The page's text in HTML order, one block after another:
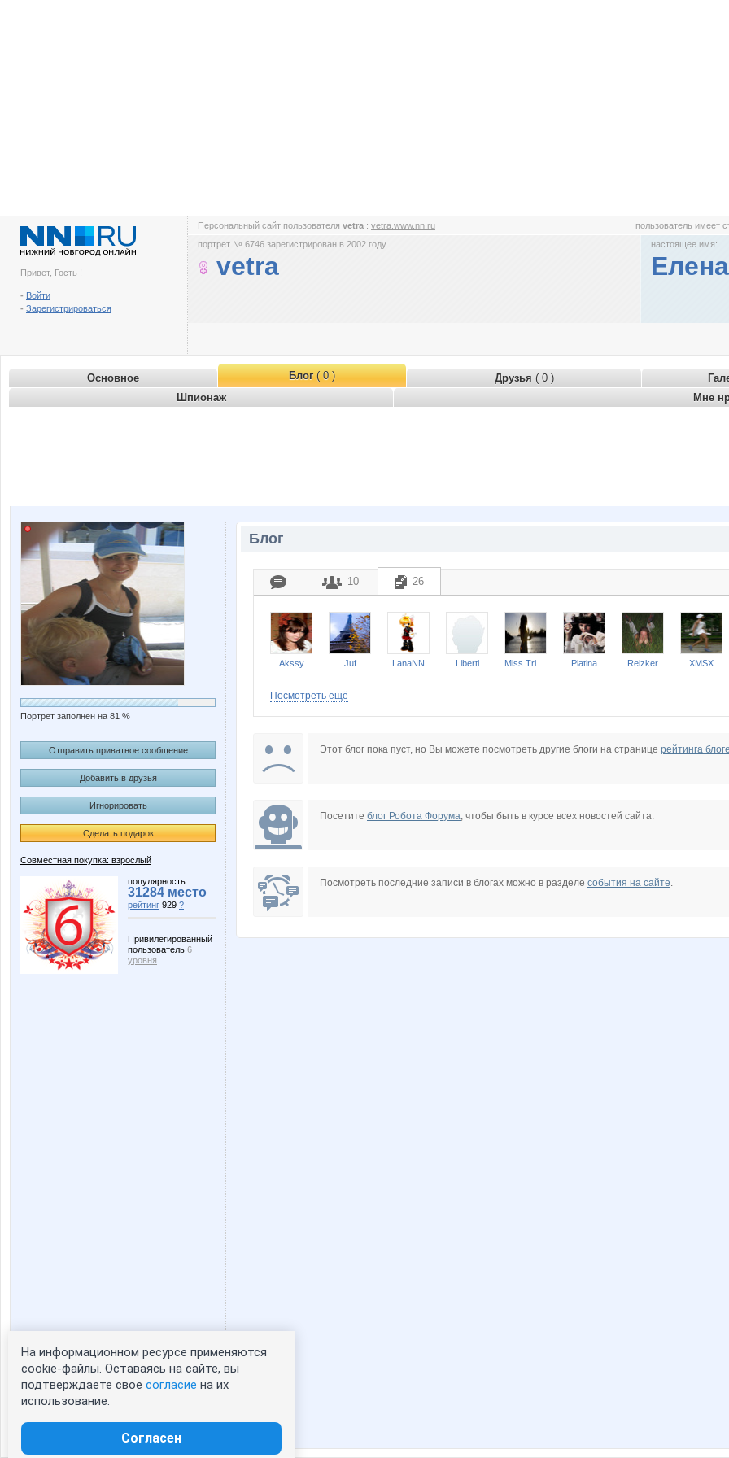
Привет, Гость !
- Войти
- Зарегистрироваться
Персональный сайт пользователя vetra : vetra.www.nn.ru пользователь имеет
портрет № 6746 зарегистрирован в 2002 году
vetra
настоящее имя:
Основное Блог( 0 ) Друзья ( 0 )
Шпионаж
Мне
Портрет заполнен на 81 %
Отправить приватное сообщение
Добавить в друзья
Игнорировать
Сделать подарок
Совместная покупка: взрослый
популярность:
31284 место
рейтинг 929 ?
Привилегированный
пользователь 6
уровня
Статистика портрета:
сейчас просматривают портрет - 0
зарегистрированные пользователи
Блог
10 26
Akssy Juf LanaNN Liberti Platina Reizker XMSX
Посмотреть ещё
Этот блог пока пуст, но Вы можете посмотреть другие блоги на странице рейтинга
Посетите блог Робота Форума, чтобы быть в курсе всех новостей сайта.
Посмотреть последние записи в блогах можно в разделе события на сайте.
На информационном ресурсе применяются
cookie-файлы. Оставаясь на сайте, вы
подтверждаете свое согласие на их
использование.
Согласен